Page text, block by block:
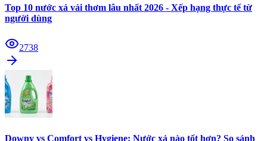
Top 10 nước xả vải thơm lâu nhất 2026 - Xếp hạng thực tế từ
người dùng
2738
Downy vs Comfort vs Hygiene: Nước xả nào tốt hơn? So sánh